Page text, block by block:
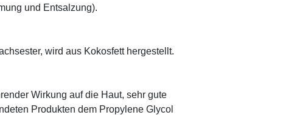
und Entsalzung).
wird aus Kokosfett hergestellt.
Wirkung auf die Haut, sehr gute
Produkten dem Propylene Glycol